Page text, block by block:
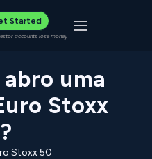
Started
accounts lose money Toggle
uma
Stoxx
Stoxx 50